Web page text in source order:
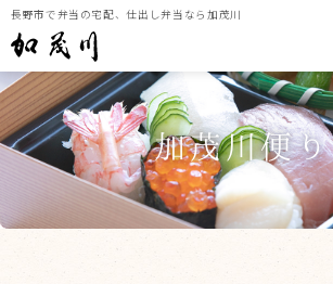
長野市で弁当の宅配、仕出し弁当なら加茂川
加茂川便り